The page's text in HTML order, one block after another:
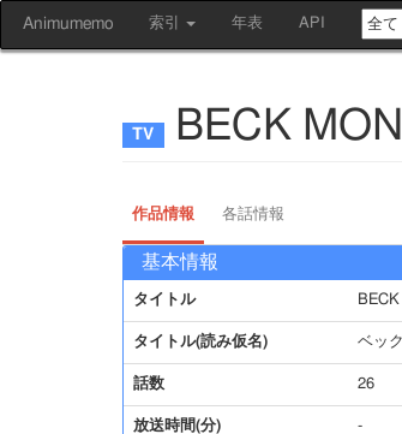
Animumemo 索引 年表 API
BECK
作品情報 各話情報
基本情報
タイトル
タイトル(読み仮名) ベッ
話数 26
放送時間(分) -